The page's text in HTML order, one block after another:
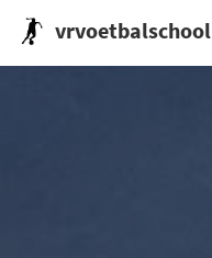
vrvoetbalschool